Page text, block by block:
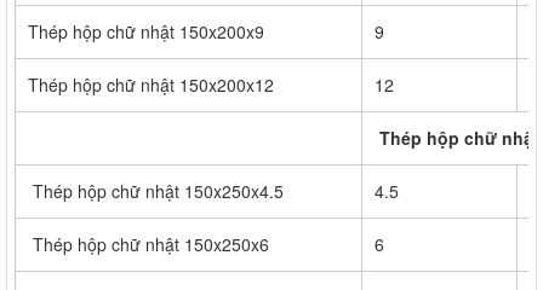
Thép hộp chữ nhật 150x200x9 9
Thép hộp chữ nhật 150x200x12 12
Thép hộp chữ nhật
Thép hộp chữ nhật 150x250x4.5 4.5
Thép hộp chữ nhật 150x250x6 6